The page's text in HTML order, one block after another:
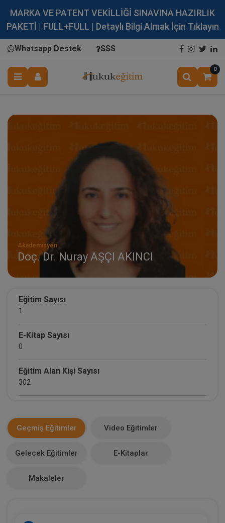
MARKA VE PATENT VEKİLLİĞİ SINAVINA HAZIRLIK
PAKETİ | FULL+FULL | Detaylı Bilgi Almak İçin Tıklayın
Whatsapp Destek SSS
0
Akademisyen
Doç. Dr. Nuray AŞÇI AKINCI
Eğitim Sayısı
1
E-Kitap Sayısı
0
Eğitim Alan Kişi Sayısı
302
0
0
Geçmiş Eğitimler Video Eğitimler
Gelecek Eğitimler E-Kitaplar
Makaleler